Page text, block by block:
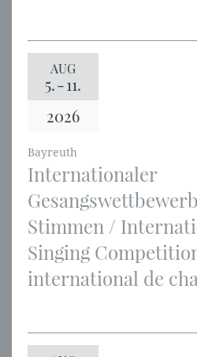
AUG
5.-11.
2026
Bayreuth
Internationaler
Stimmen /
Singing
international de